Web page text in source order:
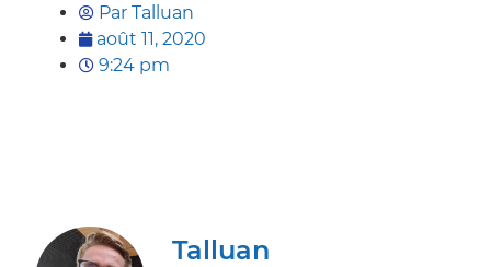
Par Talluan
août 11, 2020
9:24 pm
Talluan